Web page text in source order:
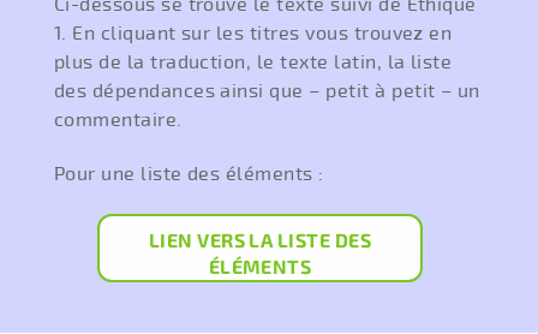
Ci-dessous se trouve le texte suivi de Éthique
1. En cliquant sur les titres vous trouvez en
plus de la traduction, le texte latin, la liste
des dépendances ainsi que – petit à petit – un
commentaire.
Pour une liste des éléments :
LIEN VERS LA LISTE DES
ÉLÉMENTS